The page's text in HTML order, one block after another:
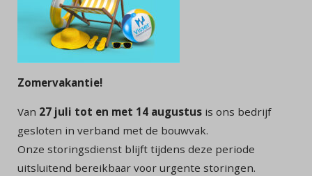
Maik
Zomervakantie!
Van 27 juli tot en met 14 augustus is ons bedrijf
gesloten in verband met de bouwvak.
Onze storingsdienst blijft tijdens deze periode
uitsluitend bereikbaar voor urgente storingen.